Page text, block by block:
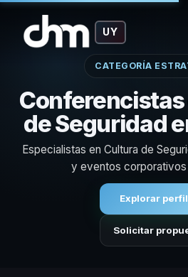
UY
CATEGORÍA
de Seguridad
Especialistas en Cultura de
y eventos corporativos
Explorar
Solicitar